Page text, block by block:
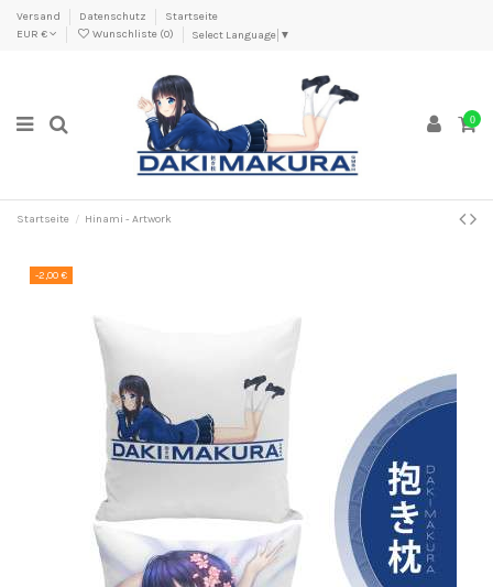
Versand Datenschutz
Startseite
EUR €
Wunschliste (0) Select Language ▼
0
Startseite Hinami - Artwork
-2,00 €